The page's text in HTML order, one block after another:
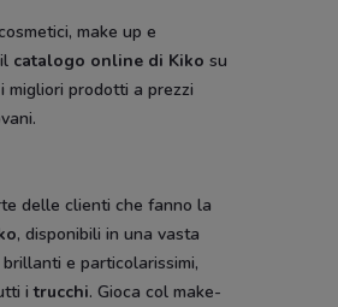
make up e
catalogo online di Kiko su
migliori prodotti a prezzi
delle clienti che fanno la
, disponibili in una vasta
brillanti e particolarissimi,
itrucchi. Gioca col make-